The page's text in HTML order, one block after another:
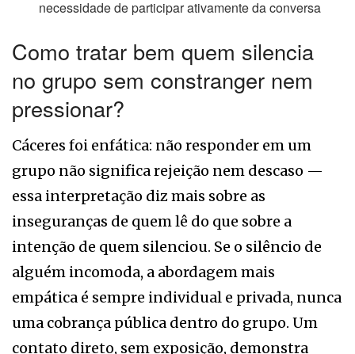
necessidade de participar ativamente da conversa
Como tratar bem quem silencia
no grupo sem constranger nem
pressionar?
Cáceres foi enfática: não responder em um
grupo não significa rejeição nem descaso —
essa interpretação diz mais sobre as
inseguranças de quem lê do que sobre a
intenção de quem silenciou. Se o silêncio de
alguém incomoda, a abordagem mais
empática é sempre individual e privada, nunca
uma cobrança pública dentro do grupo. Um
contato direto, sem exposição, demonstra